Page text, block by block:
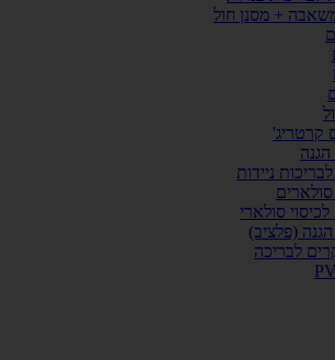
+ מסנן חול
קרטריג'
הגנה
ניידות
סולארים
סולארי
(פלציב)
לבריכה